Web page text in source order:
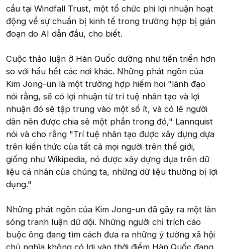
cầu tại Windfall Trust, một tổ chức phi lợi nhuận hoạt
động về sự chuẩn bị kinh tế trong trường hợp bị gián
đoạn do AI dẫn đầu, cho biết.
Cuộc thảo luận ở Hàn Quốc dường như tiến triển hơn
so với hầu hết các nơi khác. Những phát ngôn của
Kim Jong-un là một trường hợp hiếm hoi "lãnh đạo
nói rằng, sẽ có lợi nhuận từ trí tuệ nhân tạo và lợi
nhuận đó sẽ tập trung vào một số ít, và có lẽ người
dân nên được chia sẻ một phần trong đó," Lannquist
nói và cho rằng "Trí tuệ nhân tạo được xây dựng dựa
trên kiến thức của tất cả mọi người trên thế giới,
giống như Wikipedia, nó được xây dựng dựa trên dữ
liệu cá nhân của chúng ta, những dữ liệu thường bị lợi
dụng."
Những phát ngôn của Kim Jong-un đã gây ra một làn
sóng tranh luận dữ dội. Những người chỉ trích cáo
buộc ông đang tìm cách đưa ra những ý tưởng xã hội
chủ nghĩa không có lợi vào thời điểm Hàn Quốc đang